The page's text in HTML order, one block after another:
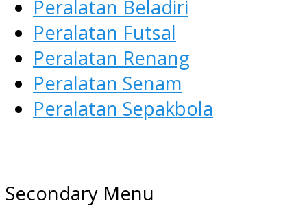
Peralatan Beladiri
Peralatan Futsal
Peralatan Renang
Peralatan Senam
Peralatan Sepakbola
AGEN ALAT OLAHRAGA
Menyediakan Alat Olahraga
Secondary Menu